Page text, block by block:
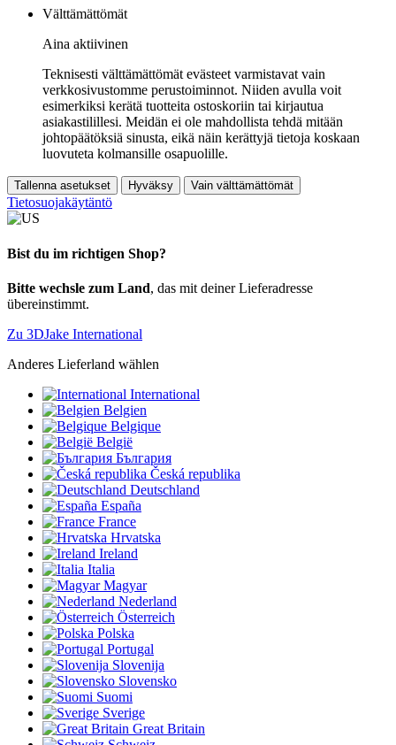
Välttämättömät
Aina aktiivinen
Teknisesti välttämättömät evästeet varmistavat vain
verkkosivustomme perustoiminnot. Niiden avulla voit
esimerkiksi kerätä tuotteita ostoskoriin tai kirjautua
asiakastilillesi. Meidän ei ole mahdollista tehdä mitään
johtopäätöksiä sinusta, eikä näin kerättyjä tietoja koskaan
luovuteta kolmansille osapuolille.
Tallenna asetukset Hyväksy Vain välttämättömät
Tietosuojakäytäntö
Bist du im richtigen Shop?
Bitte wechsle zum Land, das mit deiner Lieferadresse
übereinstimmt.
Zu 3DJake International
Anderes Lieferland wählen
International
Belgien
Belgique
België
България
Česká republika
Deutschland
España
France
Hrvatska
Ireland
Italia
Magyar
Nederland
Österreich
Polska
Portugal
Slovenija
Slovensko
Suomi
Sverige
Great Britain